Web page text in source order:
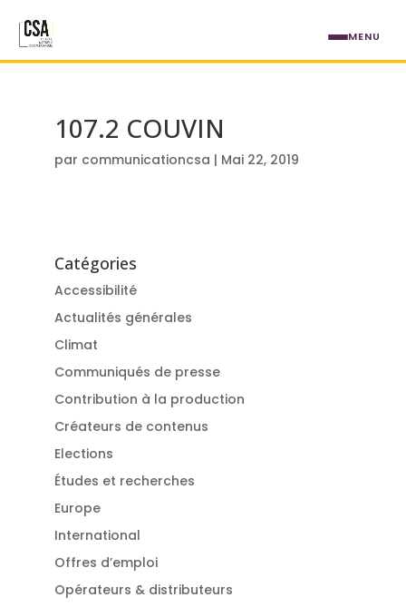
107.2 COUVIN
par communicationcsa | Mai 22, 2019
Catégories
Accessibilité
Actualités générales
Climat
Communiqués de presse
Contribution à la production
Créateurs de contenus
Elections
Études et recherches
Europe
International
Offres d’emploi
Opérateurs & distributeurs
MENU